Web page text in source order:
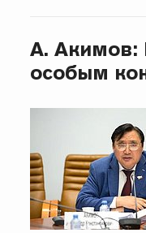
А. Акимов:
особым